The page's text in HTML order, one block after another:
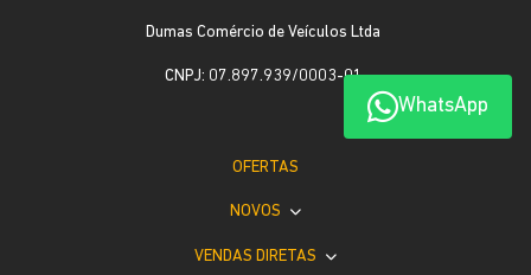
WhatsApp
Dumas Comércio de Veículos Ltda
CNPJ: 07.897.939/0003-01
OFERTAS
NOVOS
VENDAS DIRETAS